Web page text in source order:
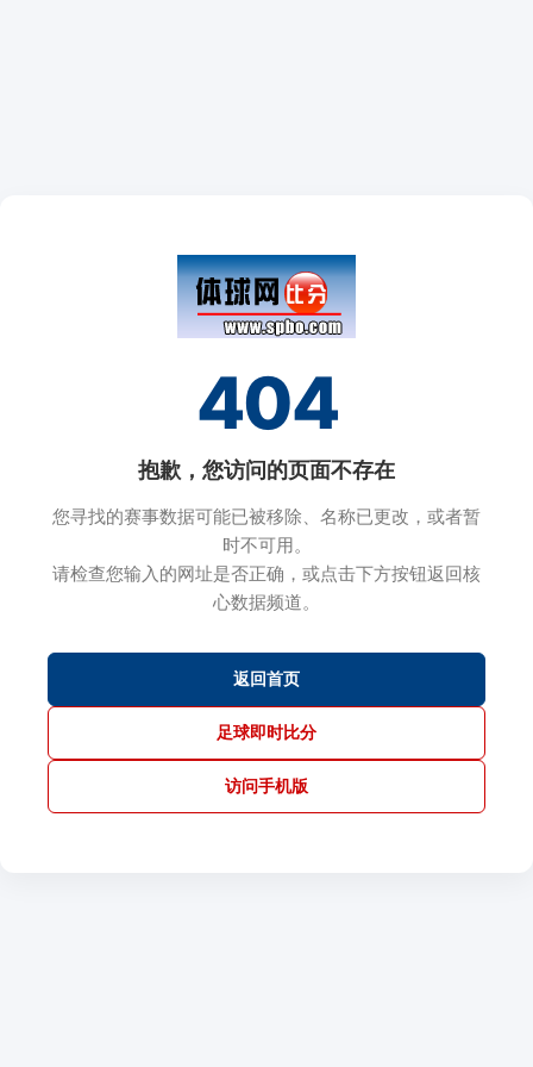
404
抱歉，您访问的页面不存在
您寻找的赛事数据可能已被移除、名称已更改，或者暂
时不可用。
请检查您输入的网址是否正确，或点击下方按钮返回核
心数据频道。
返回首页
足球即时比分
访问手机版